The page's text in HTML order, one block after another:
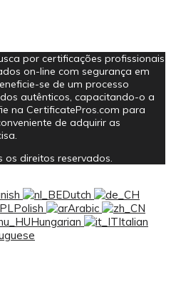
por certificações profissionais
on-line com segurança em
se de um processo
autênticos, capacitando-o a
na CertificatePros.com para
de adquirir as
os direitos reservados.
Dutch
Polish
Arabic
Hungarian
Italian